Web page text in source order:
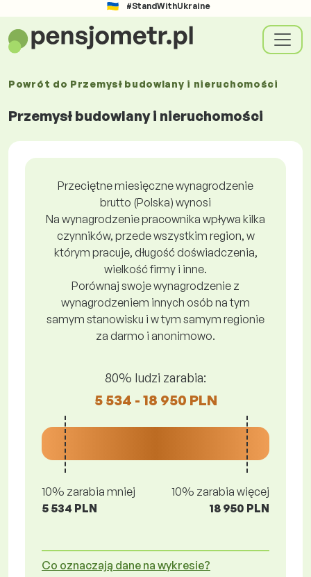
#StandWithUkraine
Powrót do Przemysł budowlany i nieruchomości
Przemysł budowlany i nieruchomości
Przeciętne miesięczne wynagrodzenie
brutto (Polska) wynosi
Na wynagrodzenie pracownika wpływa kilka
czynników, przede wszystkim region, w
którym pracuje, długość doświadczenia,
wielkość firmy i inne.
Porównaj swoje wynagrodzenie z
wynagrodzeniem innych osób na tym
samym stanowisku i w tym samym regionie
za darmo i anonimowo.
80% ludzi zarabia:
5 534 - 18 950 PLN
10% zarabia mniej
5 534 PLN
10% zarabia więcej
18 950 PLN
Co oznaczają dane na wykresie?